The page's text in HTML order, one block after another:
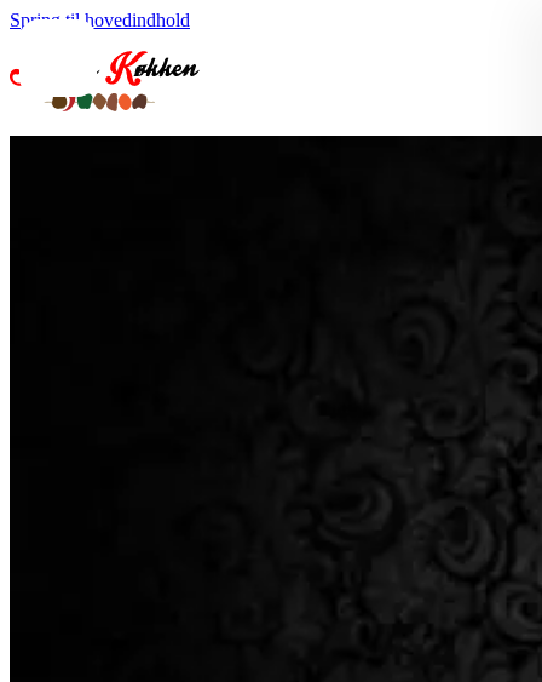
Spring til hovedindhold